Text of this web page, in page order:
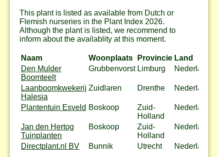
This plant is listed as available from Dutch or
Flemish nurseries in the Plant Index 2026.
Although the plant is listed, we recommend to
inform about the availablity at this moment.
Naam Woonplaats Provincie Land
Den Mulder
Boomteelt
Grubbenvorst Limburg Nederland
Laanboomkwekerij
Halesia
Zuidlaren Drenthe Nederland
Plantentuin Esveld Boskoop
Zuid-
Holland
Nederland
Jan den Hertog
Tuinplanten
Boskoop
Zuid-
Holland
Nederland
Directplant.nl BV Bunnik Utrecht Nederland